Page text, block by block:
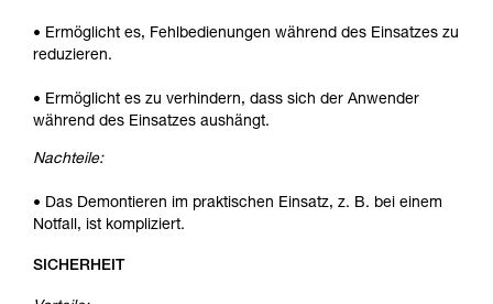
• Ermöglicht es, Fehlbedienungen während des Einsatzes zu
reduzieren.
• Ermöglicht es zu verhindern, dass sich der Anwender
während des Einsatzes aushängt.
Nachteile:
• Das Demontieren im praktischen Einsatz, z. B. bei einem
Notfall, ist kompliziert.
SICHERHEIT